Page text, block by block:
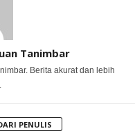
Tanimbar
Berita akurat dan lebih
PENULIS